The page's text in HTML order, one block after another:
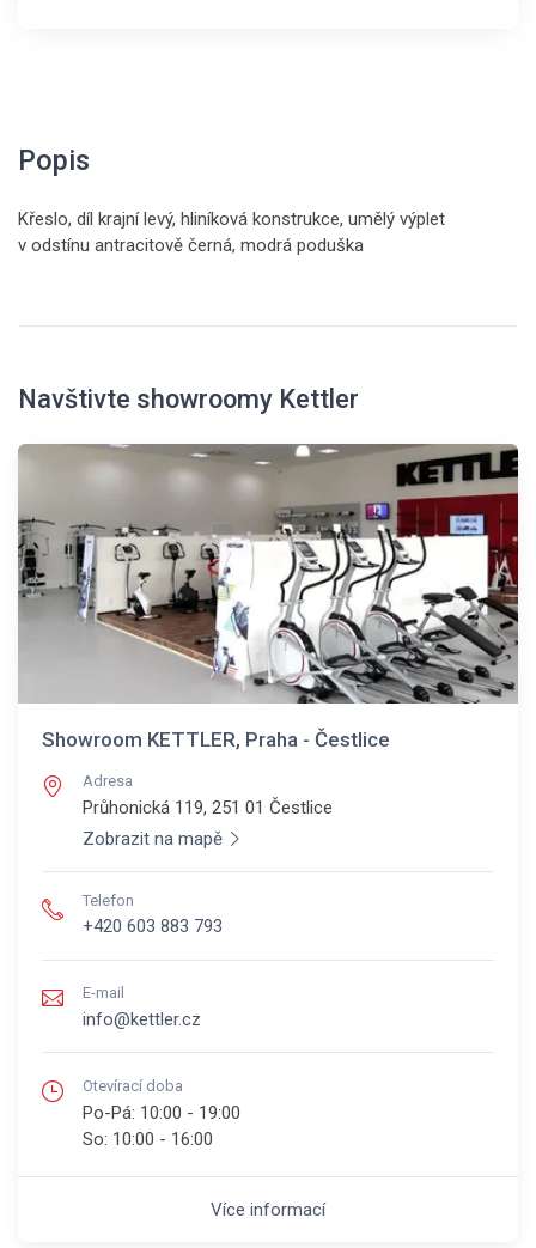
Popis
Křeslo, díl krajní levý, hliníková konstrukce, umělý výplet
v odstínu antracitově černá, modrá poduška
Navštivte showroomy Kettler
Showroom KETTLER, Praha - Čestlice
Adresa
Průhonická 119, 251 01 Čestlice
Zobrazit na mapě
Telefon
+420 603 883 793
E-mail
info@kettler.cz
Otevírací doba
Po-Pá: 10:00 - 19:00
So: 10:00 - 16:00
Více informací